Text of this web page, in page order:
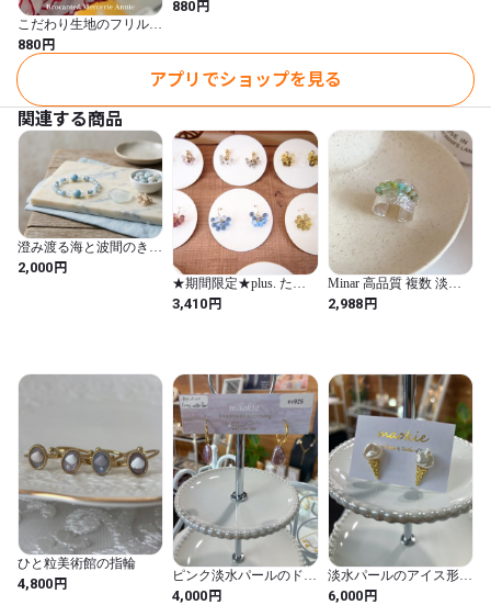
こだわり生地のフリルリ
ボン
880円
880円
アプリでショップを見る
関連する商品
澄み渡る海と波間のきら
めき
2,000円
★期間限定★plus. たわ
わ ピアス/イヤリング
3,410円
Minar 高品質 複数 淡水
パール 天然石 ワイド オ
ープン 調節 可能な カク
2,988円
ひと粒美術館の指輪
4,800円
ピンク淡水パールのドロ
ップ形フープピアス
4,000円
淡水パールのアイス形ス
タッドピアス
6,000円